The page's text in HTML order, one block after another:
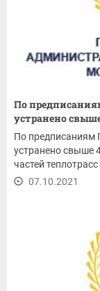
По
устранено
По предписаниям
устранено свыше
частей теплотрасс
07.10.2021